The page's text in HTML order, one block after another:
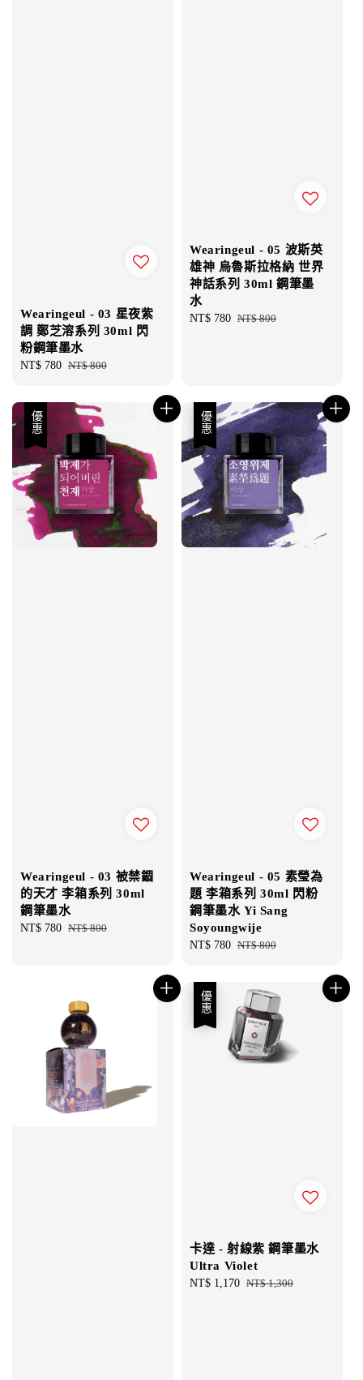
Wearingeul - 03 星夜紫
調 鄭芝溶系列 30ml 閃
粉鋼筆墨水
Sale
NT$ 780 Regular
NT$ 800
Wearingeul - 05 波斯英
雄神 烏魯斯拉格納 世界
神話系列 30ml 鋼筆墨
水
Sale
NT$ 780 Regular
NT$ 800
優惠
Wearingeul - 03 被禁錮
的天才 李箱系列 30ml
鋼筆墨水
Sale
NT$ 780 Regular
NT$ 800
優惠
Wearingeul - 05 素瑩為
題 李箱系列 30ml 閃粉
鋼筆墨水 Yi Sang
Soyoungwije
Sale
NT$ 780 Regular
NT$ 800
優惠
卡達 - 射線紫 鋼筆墨水
Ultra Violet
Sale
NT$ 1,170 Regular
NT$ 1,300